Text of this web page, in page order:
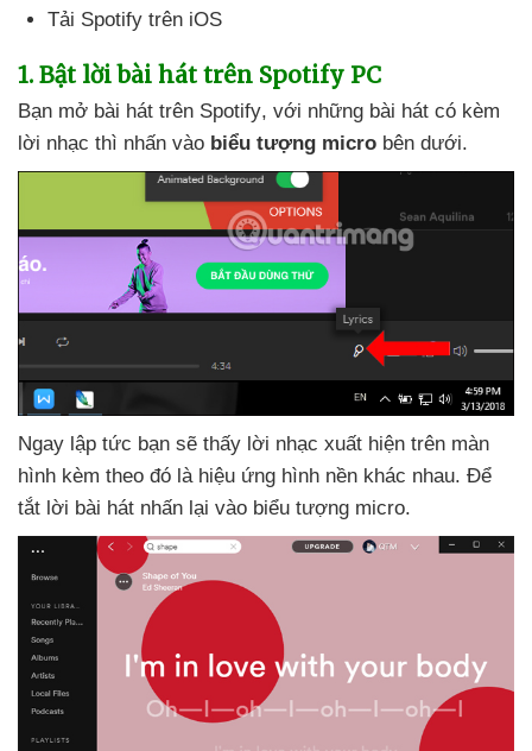
Tải Spotify trên iOS
1. Bật lời bài hát trên Spotify PC
Bạn mở bài hát trên Spotify, với những bài hát có kèm
lời nhạc thì nhấn vào biểu tượng micro bên dưới.
Ngay lập tức bạn sẽ thấy lời nhạc xuất hiện trên màn
hình kèm theo đó là hiệu ứng hình nền khác nhau. Để
tắt lời bài hát nhấn lại vào biểu tượng micro.